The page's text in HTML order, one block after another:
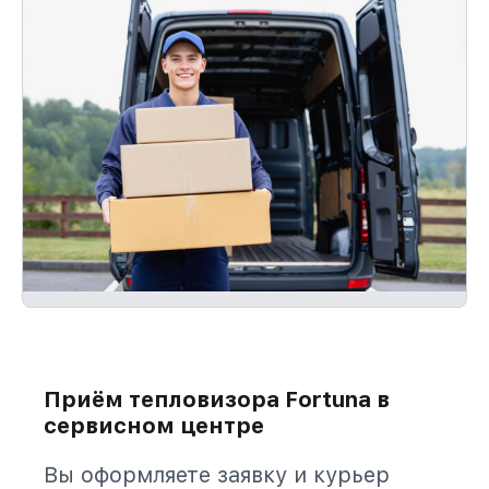
Приём тепловизора Fortuna в
сервисном центре
Вы оформляете заявку и курьер